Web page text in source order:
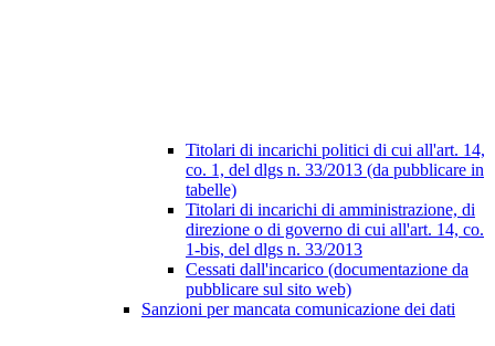
Titolari di incarichi politici di cui all'art. 14,
co. 1, del dlgs n. 33/2013 (da pubblicare in
tabelle)
Titolari di incarichi di amministrazione, di
direzione o di governo di cui all'art. 14, co.
1-bis, del dlgs n. 33/2013
Cessati dall'incarico (documentazione da
pubblicare sul sito web)
Sanzioni per mancata comunicazione dei dati